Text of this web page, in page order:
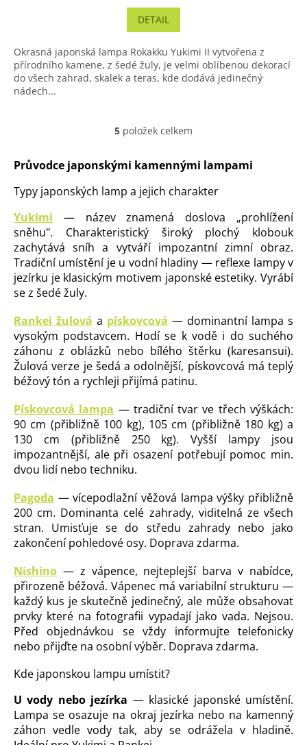
DETAIL
Okrasná japonská lampa Rokakku Yukimi II vytvořena z
přírodního kamene, z šedé žuly, je velmi oblíbenou dekorací
do všech zahrad, skalek a teras, kde dodává jedinečný
nádech...
O
l
á
d
a
c
í
p
v
k
ý
p
i
s
u
5 položek celkem
Průvodce japonskými kamennými lampami
Typy japonských lamp a jejich charakter
Yukimi — název znamená doslova „prohlížení
sněhu". Charakteristický široký plochý klobouk
zachytává sníh a vytváří impozantní zimní obraz.
Tradiční umístění je u vodní hladiny — reflexe lampy v
jezírku je klasickým motivem japonské estetiky. Vyrábí
se z šedé žuly.
Rankei žulová a pískovcová — dominantní lampa s
vysokým podstavcem. Hodí se k vodě i do suchého
záhonu z oblázků nebo bílého štěrku (karesansui).
Žulová verze je šedá a odolnější, pískovcová má teplý
béžový tón a rychleji přijímá patinu.
Pískovcová lampa — tradiční tvar ve třech výškách:
90 cm (přibližně 100 kg), 105 cm (přibližně 180 kg) a
130 cm (přibližně 250 kg). Vyšší lampy jsou
impozantnější, ale při osazení potřebují pomoc min.
dvou lidí nebo techniku.
Pagoda — vícepodlažní věžová lampa výšky přibližně
200 cm. Dominanta celé zahrady, viditelná ze všech
stran. Umisťuje se do středu zahrady nebo jako
zakončení pohledové osy. Doprava zdarma.
Nishino — z vápence, nejteplejší barva v nabídce,
přirozeně béžová. Vápenec má variabilní strukturu —
každý kus je skutečně jedinečný, ale může obsahovat
prvky které na fotografii vypadají jako vada. Nejsou.
Před objednávkou se vždy informujte telefonicky
nebo přijďte na osobní výběr. Doprava zdarma.
Kde japonskou lampu umístit?
U vody nebo jezírka — klasické japonské umístění.
Lampa se osazuje na okraj jezírka nebo na kamenný
záhon vedle vody tak, aby se odrážela v hladině.